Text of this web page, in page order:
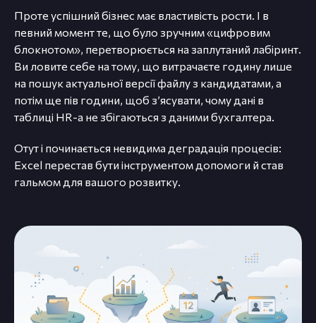
Проте успішний бізнес має властивість рости. І в
певний момент те, що було зручним «цифровим
блокнотом», перетворюється на заплутаний лабіринт.
Ви ловите себе на тому, що витрачаєте годину лише
на пошук актуальної версії файлу з кандидатами, а
потім ще пів години, щоб з’ясувати, чому дані в
таблиці HR-а не збігаються з даними бухгалтера.
Отут і починається невидима деградація процесів:
Excel перестав бути інструментом допомоги й став
гальмом для вашого розвитку.